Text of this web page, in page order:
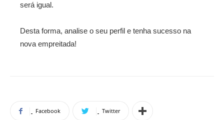
será igual.
Desta forma, analise o seu perfil e tenha sucesso na
nova empreitada!
Facebook Twitter